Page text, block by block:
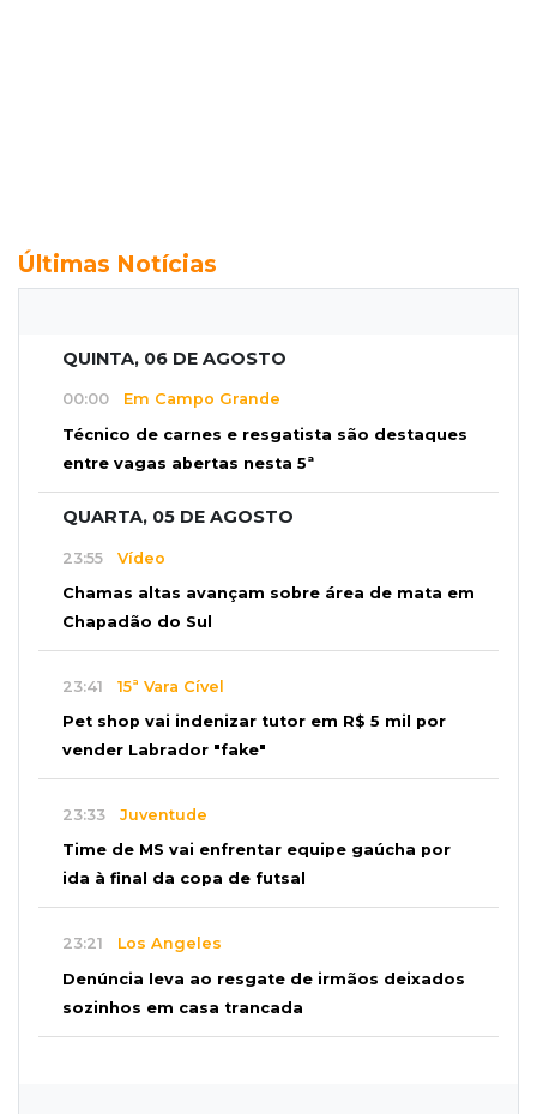
Últimas Notícias
QUINTA, 06 DE AGOSTO
00:00 Em Campo Grande
Técnico de carnes e resgatista são destaques
entre vagas abertas nesta 5ª
QUARTA, 05 DE AGOSTO
23:55 Vídeo
Chamas altas avançam sobre área de mata em
Chapadão do Sul
23:41 15ª Vara Cível
Pet shop vai indenizar tutor em R$ 5 mil por
vender Labrador "fake"
23:33 Juventude
Time de MS vai enfrentar equipe gaúcha por
ida à final da copa de futsal
23:21 Los Angeles
Denúncia leva ao resgate de irmãos deixados
sozinhos em casa trancada